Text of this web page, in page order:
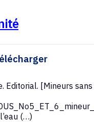
Editorial. [Mineurs
(…)